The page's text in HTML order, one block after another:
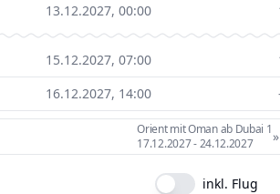
13.12.2027, 00:00
15.12.2027, 07:00
16.12.2027, 14:00
Orient mit Oman ab Dubai 1
17.12.2027-24.12.2027 »
inkl. Flug